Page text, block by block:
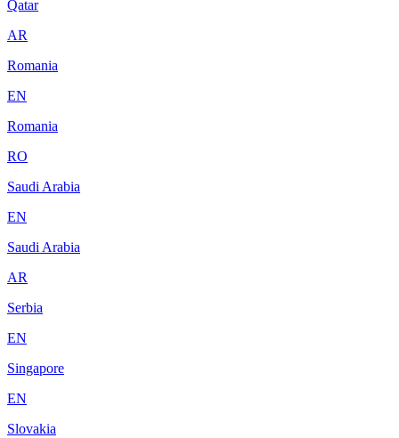
Qatar
AR
Romania
EN
Romania
RO
Saudi Arabia
EN
Saudi Arabia
AR
Serbia
EN
Singapore
EN
Slovakia